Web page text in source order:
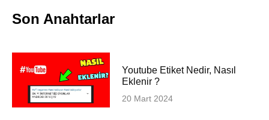
Son Anahtarlar
Youtube Etiket Nedir, Nasıl
Eklenir ?
20 Mart 2024